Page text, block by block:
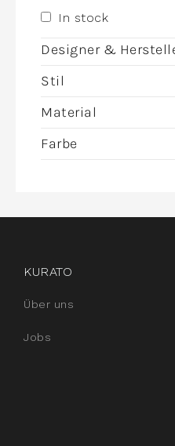
In stock
Designer &
Stil
Material
Farbe
KURATO
Über uns
Jobs
instagram
facebook